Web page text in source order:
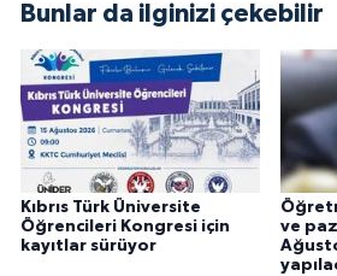
Bunlar da ilginizi çekebilir
Kıbrıs Türk Üniversite
Öğrencileri Kongresi için
kayıtlar sürüyor
ve